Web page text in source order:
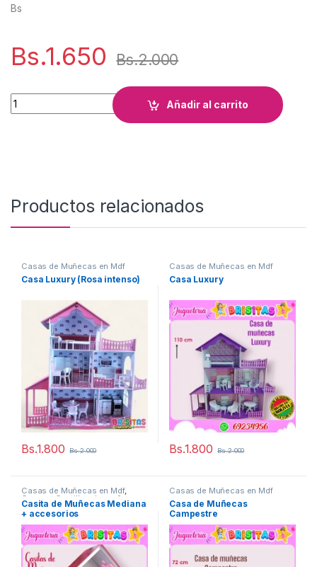
Bs
Bs.1.650 Bs.2.000
Casa de Muñecas Fabulosa cantidad
Añadir al carrito
Productos relacionados
Casas de Muñecas en Mdf
Casa Luxury (Rosa intenso)
Bs.1.800 Bs.2.000
Casas de Muñecas en Mdf
Casa Luxury
Bs.1.800 Bs.2.000
Casas de Muñecas en Mdf,
Casas y Castillos de muñecas
Casita de Muñecas Mediana
+ accesorios
Casas de Muñecas en Mdf
Casa de Muñecas
Campestre